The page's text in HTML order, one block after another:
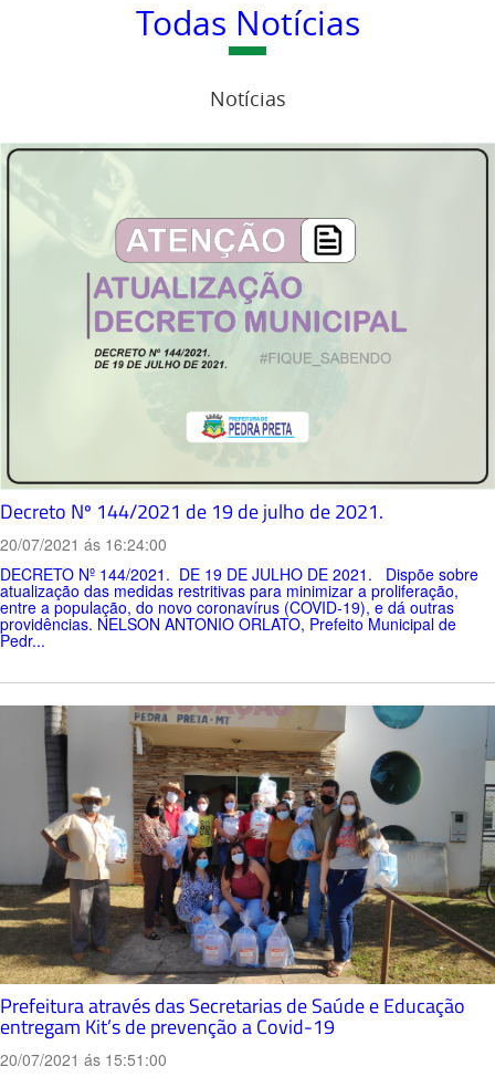
Todas Notícias
Notícias
Decreto Nº 144/2021 de 19 de julho de 2021.
20/07/2021 ás 16:24:00
DECRETO Nº 144/2021. DE 19 DE JULHO DE 2021. Dispõe sobre
atualização das medidas restritivas para minimizar a proliferação,
entre a população, do novo coronavírus (COVID-19), e dá outras
providências. NELSON ANTONIO ORLATO, Prefeito Municipal de
Pedr...
Prefeitura através das Secretarias de Saúde e Educação
entregam Kit’s de prevenção a Covid-19
20/07/2021 ás 15:51:00